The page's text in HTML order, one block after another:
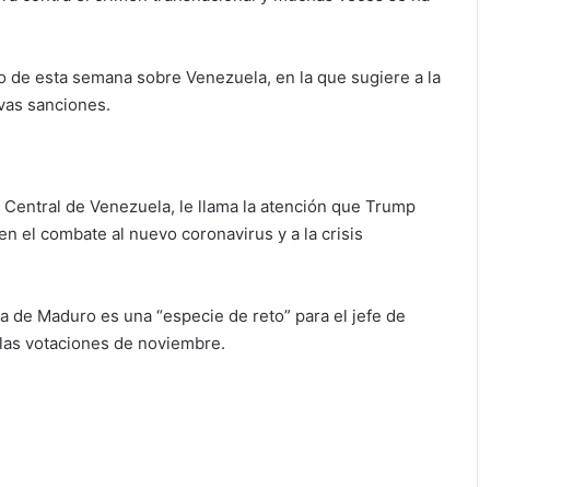
esta semana sobre Venezuela, en la que sugiere a la
sanciones.
de Venezuela, le llama la atención que Trump
el combate al nuevo coronavirus y a la crisis
Maduro es una “especie de reto” para el jefe de
votaciones de noviembre.